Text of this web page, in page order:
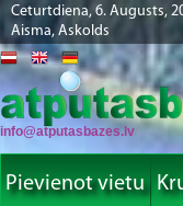
Ceturtdiena, 6. Augusts,
Aisma, Askolds
info@atputasbazes.lv
Pievienot vietu